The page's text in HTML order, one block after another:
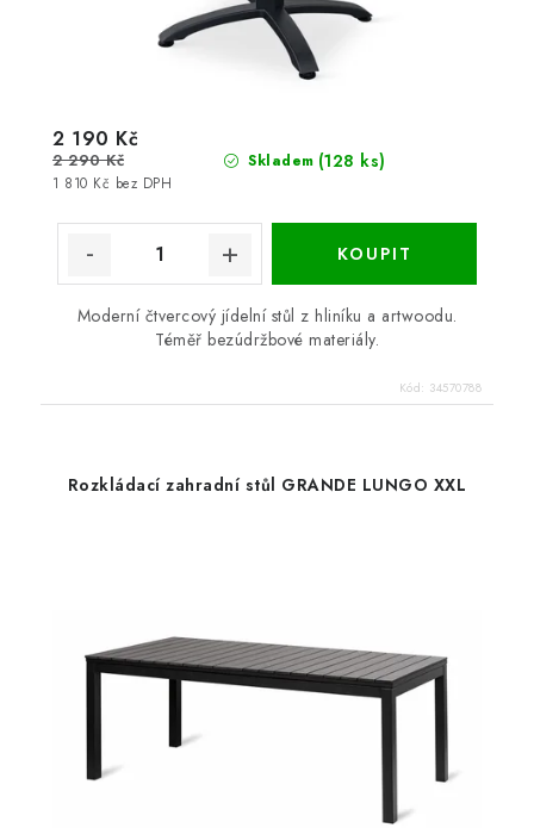
Skladem (128 ks)
1 810 Kč bez DPH
2 190 Kč
2 290 Kč
Moderní čtvercový jídelní stůl z hliníku a artwoodu.
Téměř bezúdržbové materiály.
Kód: 34570788
Rozkládací zahradní stůl GRANDE LUNGO XXL